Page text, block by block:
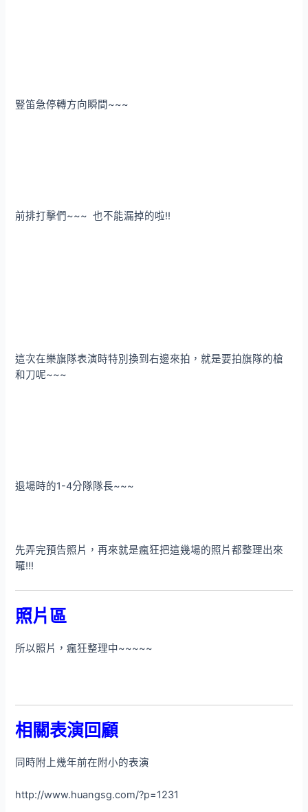
豎笛急停轉方向瞬間~~~
前排打擊們~~~ 也不能漏掉的啦!!
這次在樂旗隊表演時特別換到右邊來拍，就是要拍旗隊的槍
和刀呢~~~
退場時的1-4分隊隊長~~~
先弄完預告照片，再來就是瘋狂把這幾場的照片都整理出來
囉!!!
照片區
所以照片，瘋狂整理中~~~~~
相關表演回顧
同時附上幾年前在附小的表演
http://www.huangsg.com/?p=1231